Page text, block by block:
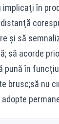
implicaţi în
şi să
să acorde
pună în
brusc;să nu